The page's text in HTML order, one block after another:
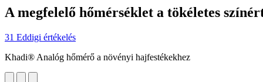
A megfelelő hőmérséklet a tökéletes
31 Eddigi értékelés
Khadi® Analóg hőmérő a növényi hajfestékekhez